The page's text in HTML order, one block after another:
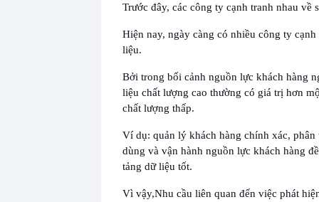
Trước đây, các công ty cạnh tranh nhau về
Hiện nay, ngày càng có nhiều công ty
liệu.
Bởi trong bối cảnh nguồn lực khách hàng
liệu chất lượng cao thường có giá trị hơn
chất lượng thấp.
Ví dụ: quản lý khách hàng chính xác,
dùng và vận hành nguồn lực khách hàng
tảng dữ liệu tốt.
Vì vậy,Nhu cầu liên quan đến việc phát